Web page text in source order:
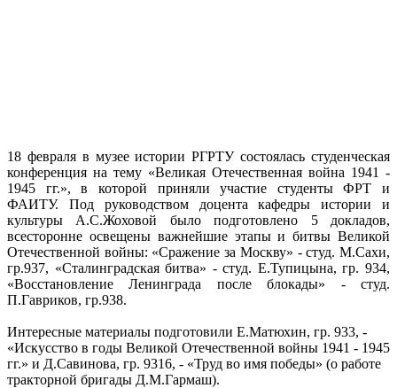
18 февраля в музее истории РГРТУ состоялась студенческая
конференция на тему «Великая Отечественная война 1941 -
1945 гг.», в которой приняли участие студенты ФРТ и
ФАИТУ. Под руководством доцента кафедры истории и
культуры А.С.Жоховой было подготовлено 5 докладов,
всесторонне освещены важнейшие этапы и битвы Великой
Отечественной войны: «Сражение за Москву» - студ. М.Сахи,
гр.937, «Сталинградская битва» - студ. Е.Тупицына, гр. 934,
«Восстановление Ленинграда после блокады» - студ.
П.Гавриков, гр.938.
Интересные материалы подготовили Е.Матюхин, гр. 933, -
«Искусство в годы Великой Отечественной войны 1941 - 1945
гг.» и Д.Савинова, гр. 9316, - «Труд во имя победы» (о работе
тракторной бригады Д.М.Гармаш).